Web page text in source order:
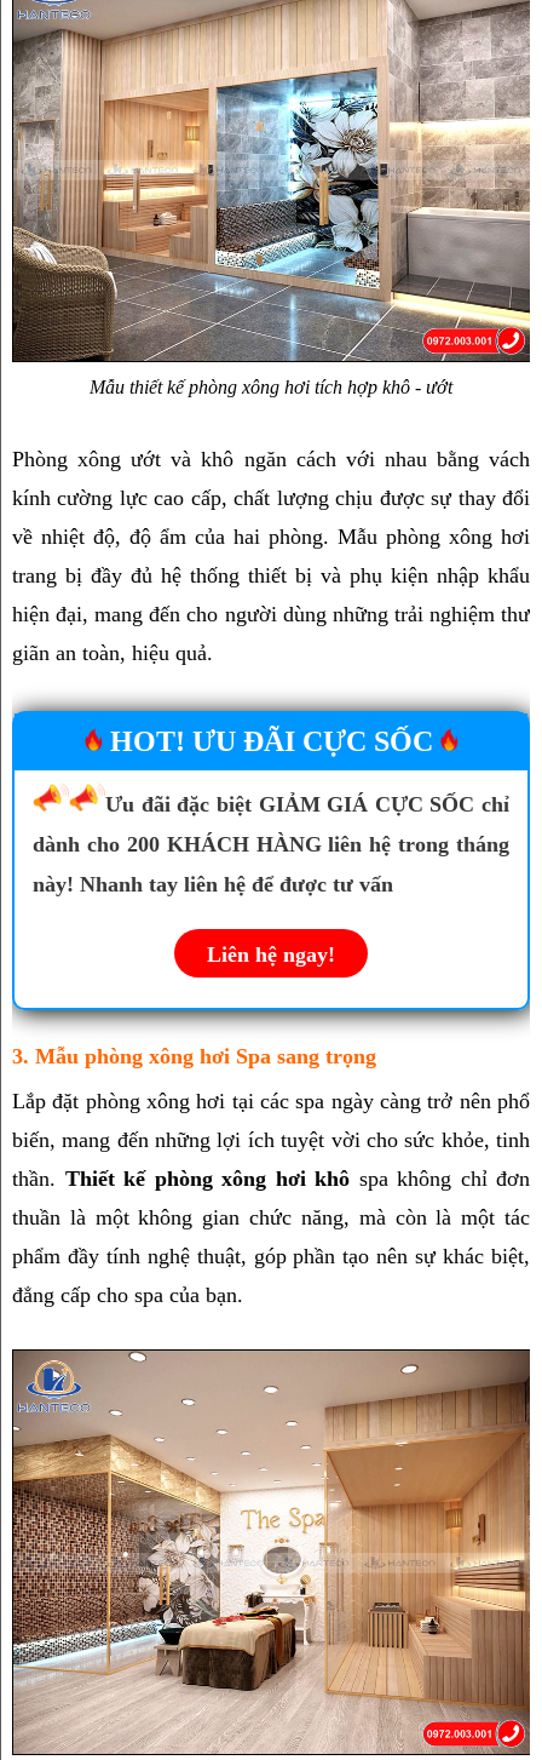
Mẫu thiết kế phòng xông hơi tích hợp khô - ướt
Phòng xông ướt và khô ngăn cách với nhau bằng vách
kính cường lực cao cấp, chất lượng chịu được sự thay đổi
về nhiệt độ, độ ẩm của hai phòng. Mẫu phòng xông hơi
trang bị đầy đủ hệ thống thiết bị và phụ kiện nhập khẩu
hiện đại, mang đến cho người dùng những trải nghiệm thư
giãn an toàn, hiệu quả.
HOT! ƯU ĐÃI CỰC SỐC
Ưu đãi đặc biệt GIẢM GIÁ CỰC SỐC chỉ
dành cho 200 KHÁCH HÀNG liên hệ trong tháng
này! Nhanh tay liên hệ để được tư vấn
Liên hệ ngay!
3. Mẫu phòng xông hơi Spa sang trọng
Lắp đặt phòng xông hơi tại các spa ngày càng trở nên phổ
biến, mang đến những lợi ích tuyệt vời cho sức khỏe, tinh
thần. Thiết kế phòng xông hơi khô spa không chỉ đơn
thuần là một không gian chức năng, mà còn là một tác
phẩm đầy tính nghệ thuật, góp phần tạo nên sự khác biệt,
đẳng cấp cho spa của bạn.